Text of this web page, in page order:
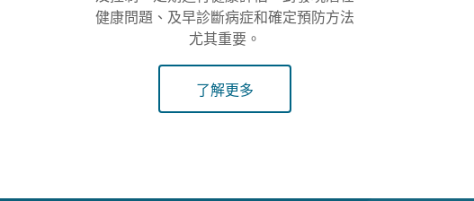
健康問題、及早診斷病症和確定預防方法
尤其重要。
了解更多